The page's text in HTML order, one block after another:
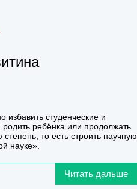
избавить студенческие и
ребёнка или продолжать
то есть строить научную
науке».
Читать дальше